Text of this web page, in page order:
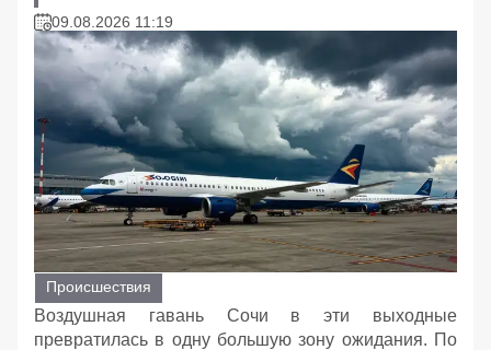
09.08.2026 11:19
Происшествия
Воздушная гавань Сочи в эти выходные
превратилась в одну большую зону ожидания. По